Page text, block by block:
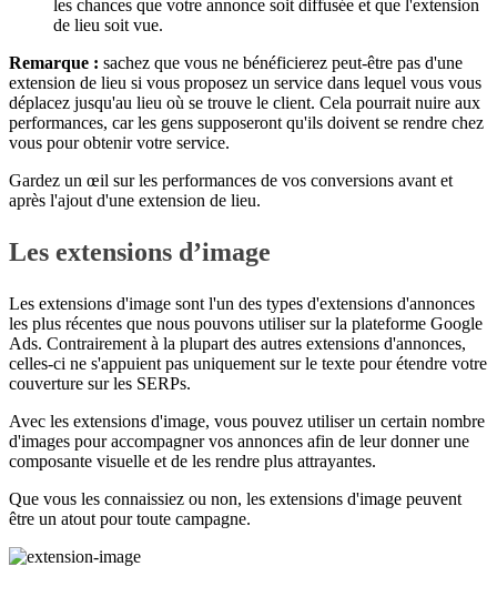
les chances que votre annonce soit diffusée et que l'extension
de lieu soit vue.
Remarque : sachez que vous ne bénéficierez peut-être pas d'une
extension de lieu si vous proposez un service dans lequel vous vous
déplacez jusqu'au lieu où se trouve le client. Cela pourrait nuire aux
performances, car les gens supposeront qu'ils doivent se rendre chez
vous pour obtenir votre service.
Gardez un œil sur les performances de vos conversions avant et
après l'ajout d'une extension de lieu.
Les extensions d’image
Les extensions d'image sont l'un des types d'extensions d'annonces
les plus récentes que nous pouvons utiliser sur la plateforme Google
Ads. Contrairement à la plupart des autres extensions d'annonces,
celles-ci ne s'appuient pas uniquement sur le texte pour étendre votre
couverture sur les SERPs.
Avec les extensions d'image, vous pouvez utiliser un certain nombre
d'images pour accompagner vos annonces afin de leur donner une
composante visuelle et de les rendre plus attrayantes.
Que vous les connaissiez ou non, les extensions d'image peuvent
être un atout pour toute campagne.